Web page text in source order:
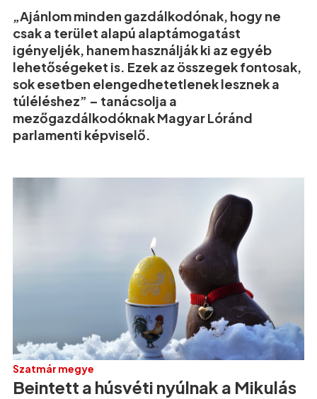
„Ajánlom minden gazdálkodónak, hogy ne
csak a terület alapú alaptámogatást
igényeljék, hanem használják ki az egyéb
lehetőségeket is. Ezek az összegek fontosak,
sok esetben elengedhetetlenek lesznek a
túléléshez” – tanácsolja a
mezőgazdálkodóknak Magyar Lóránd
parlamenti képviselő.
Szatmár megye
Beintett a húsvéti nyúlnak a Mikulás